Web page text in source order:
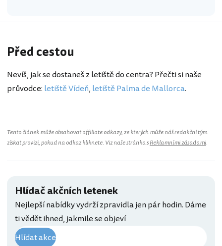
Před cestou
Nevíš, jak se dostaneš z letiště do centra? Přečti si naše
průvodce: letiště Vídeň, letiště Palma de Mallorca.
Tento článek může obsahovat affiliate odkazy, ze kterých může náš redakční tým
získat provizi, pokud na odkaz kliknete. Viz naše stránka sReklamními zásadami.
Hlídač akčních letenek
Nejlepší nabídky vydrží zpravidla jen pár hodin. Dáme
ti vědět ihned, jakmile se objeví
Hlídat akce